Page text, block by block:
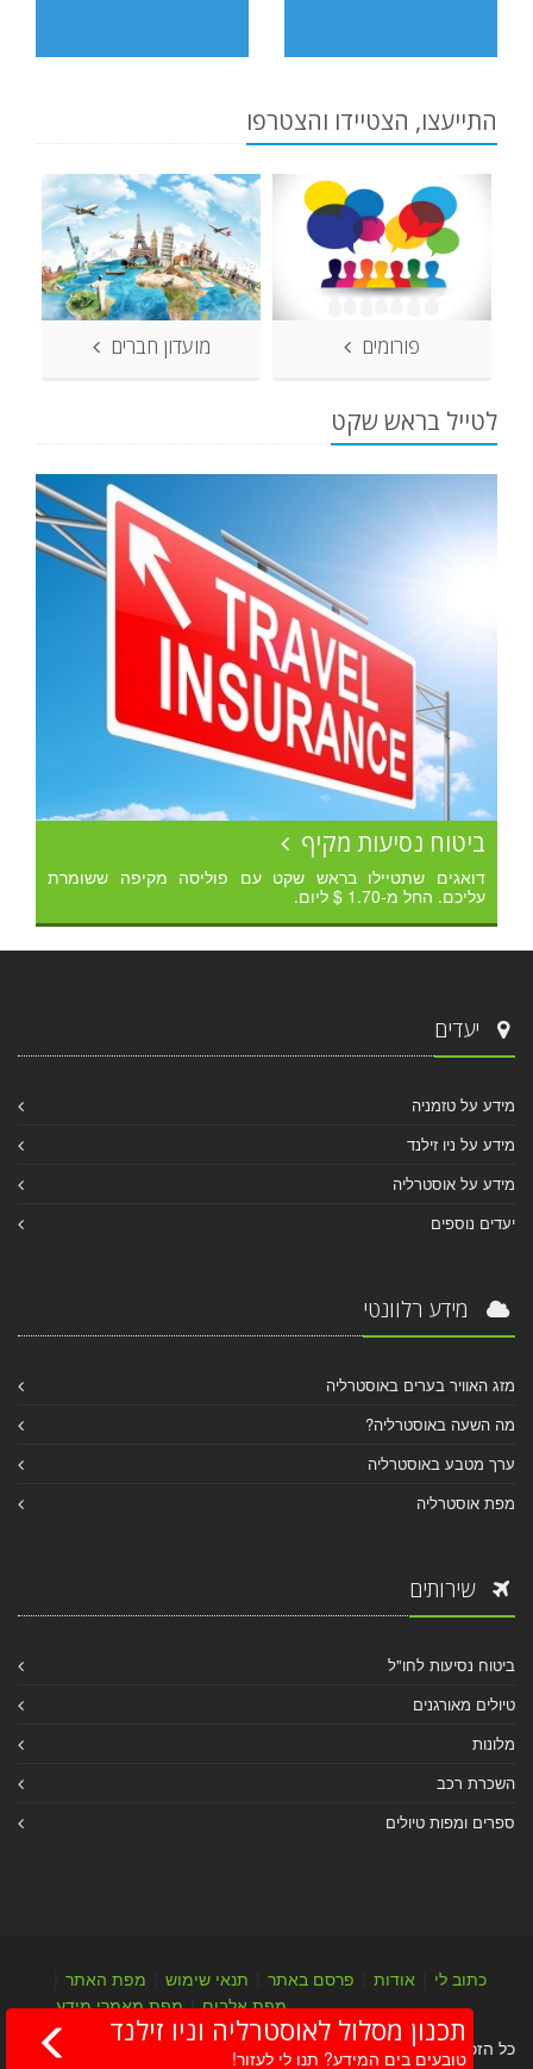
התייעצו, הצטיידו והצטרפו
פורומים מועדון חברים
לטייל בראש שקט
ביטוח נסיעות מקיף
דואגים שתטיילו בראש שקט עם פוליסה מקיפה ששומרת
עליכם. החל מ-1.70 $ ליום.
יעדים
מידע על טזמניה
מידע על ניו זילנד
מידע על אוסטרליה
יעדים נוספים
מידע רלוונטי
מזג האוויר בערים באוסטרליה
מה השעה באוסטרליה?
ערך מטבע באוסטרליה
מפת אוסטרליה
שירותים
ביטוח נסיעות לחו"ל
טיולים מאורגנים
מלונות
השכרת רכב
ספרים ומפות טיולים
כתוב לי אודות פרסם באתר תנאי שימוש מפת האתר
מפת אלבום|מפת מאמרי מידע
כל הזכויות שמורות לערן יהב © 2004-2026
תכנון מסלול לאוסטרליה וניו זילנד
טובעים בים המידע? תנו לי לעזור!